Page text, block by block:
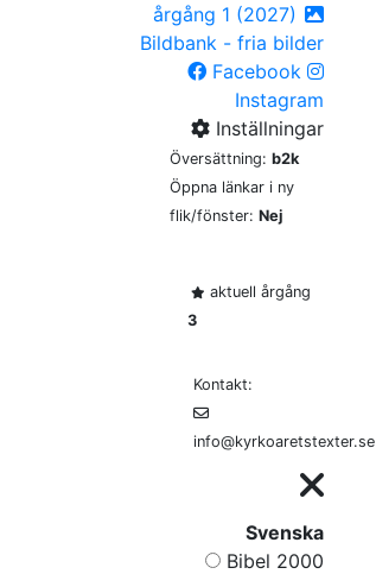
årgång 1 (2027)
Bildbank - fria bilder
Facebook
Instagram
Inställningar
Översättning: b2k
Öppna länkar i ny
flik/fönster: Nej
aktuell årgång
3
Kontakt:
info@kyrkoaretstexter.se
Svenska
Bibel 2000